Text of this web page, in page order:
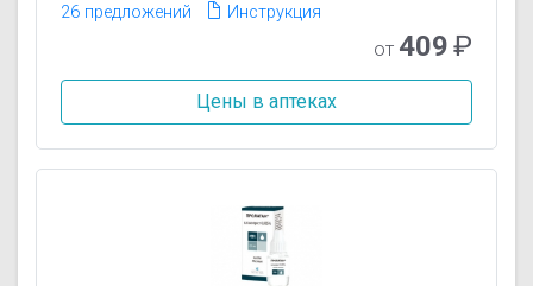
26 предложений Инструкция
от 409₽
Цены в аптеках